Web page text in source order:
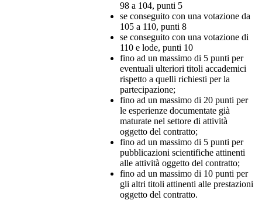
98 a 104, punti 5
se conseguito con una votazione da
105 a 110, punti 8
se conseguito con una votazione di
110 e lode, punti 10
fino ad un massimo di 5 punti per
eventuali ulteriori titoli accademici
rispetto a quelli richiesti per la
partecipazione;
fino ad un massimo di 20 punti per
le esperienze documentate già
maturate nel settore di attività
oggetto del contratto;
fino ad un massimo di 5 punti per
pubblicazioni scientifiche attinenti
alle attività oggetto del contratto;
fino ad un massimo di 10 punti per
gli altri titoli attinenti alle prestazioni
oggetto del contratto.